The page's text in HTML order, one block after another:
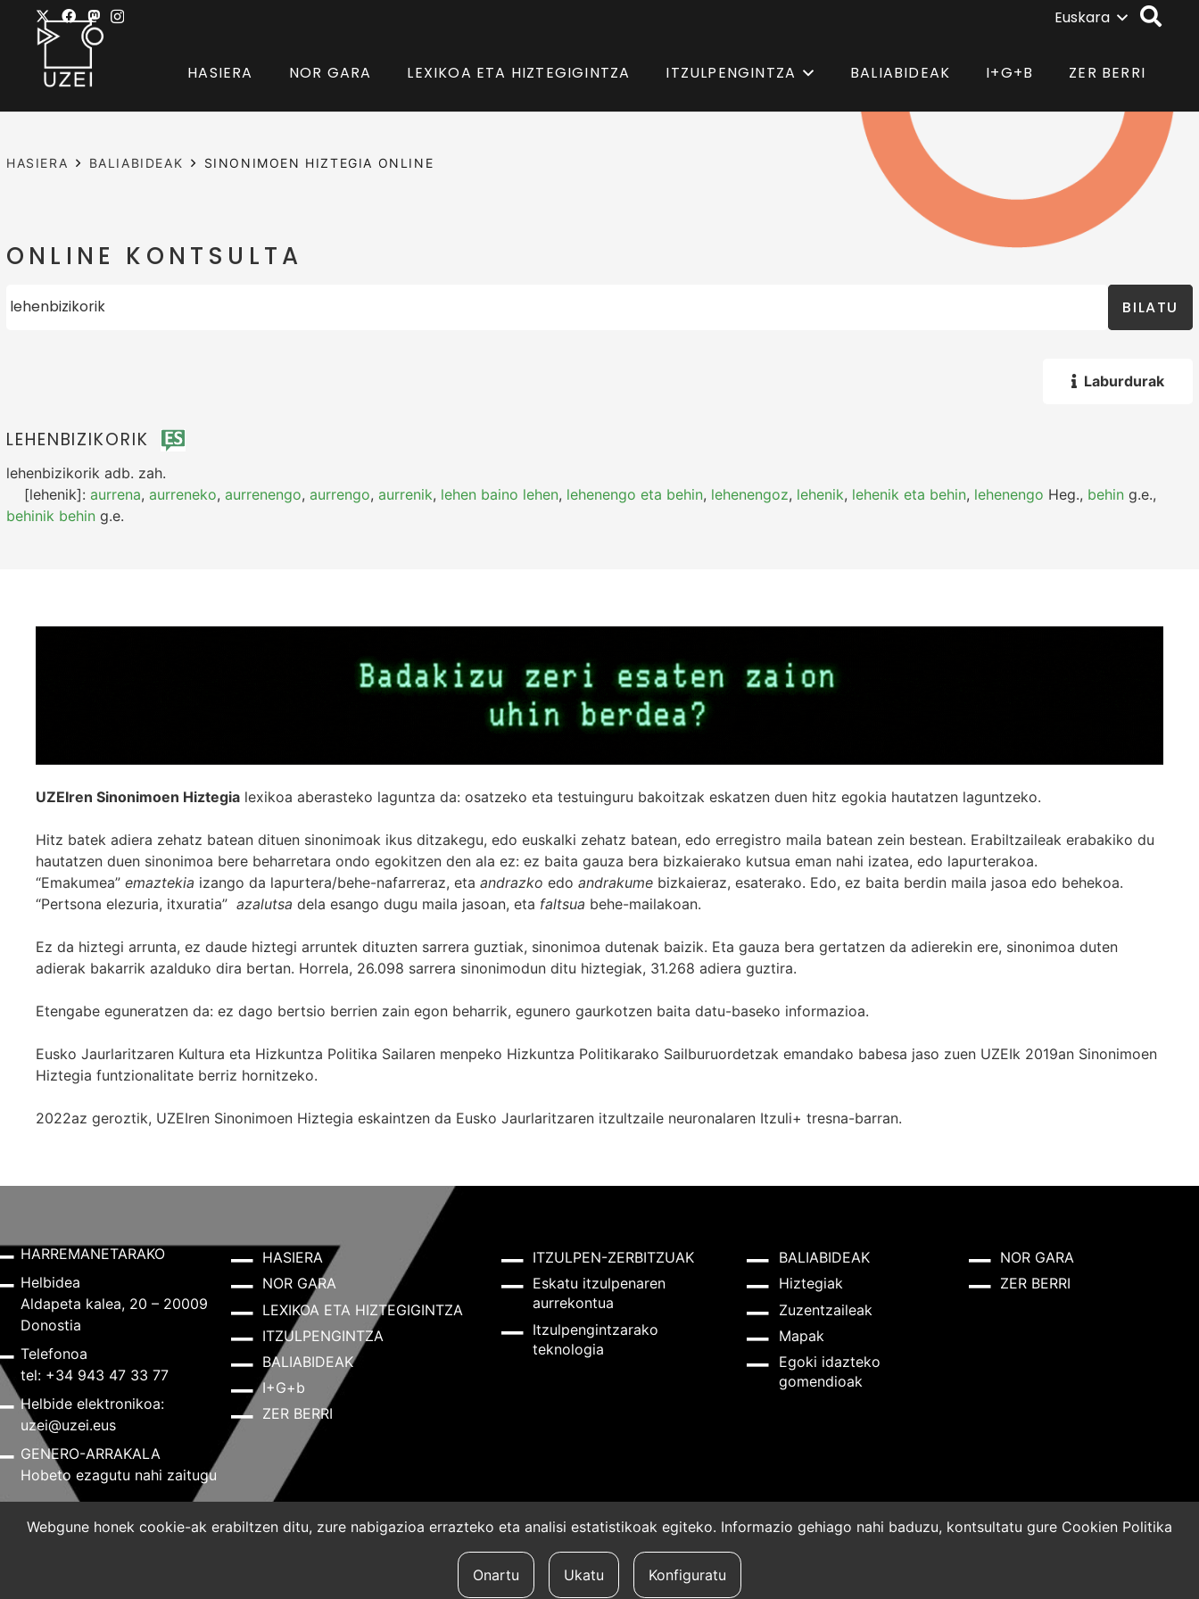
Euskara
HASIERA NOR GARA LEXIKOA ETA HIZTEGIGINTZA ITZULPENGINTZA BALIABIDEAK I+G+B ZER BERRI
HASIERA BALIABIDEAK SINONIMOEN HIZTEGIA ONLINE
ONLINE KONTSULTA
BILATU
Laburdurak
LEHENBIZIKORIK
lehenbizikorik adb. zah.
[lehenik]: aurrena, aurreneko, aurrenengo, aurrengo, aurrenik, lehen baino lehen, lehenengo eta behin, lehenengoz, lehenik, lehenik eta behin, lehenengo Heg., behin g.e.,
behinik behin g.e.
UZEIren Sinonimoen Hiztegia lexikoa aberasteko laguntza da: osatzeko eta testuinguru bakoitzak eskatzen duen hitz egokia hautatzen laguntzeko.
Hitz batek adiera zehatz batean dituen sinonimoak ikus ditzakegu, edo euskalki zehatz batean, edo erregistro maila batean zein bestean. Erabiltzaileak erabakiko du
hautatzen duen sinonimoa bere beharretara ondo egokitzen den ala ez: ez baita gauza bera bizkaierako kutsua eman nahi izatea, edo lapurterakoa.
“Emakumea” emaztekia izango da lapurtera/behe-nafarreraz, eta andrazko edo andrakume bizkaieraz, esaterako. Edo, ez baita berdin maila jasoa edo behekoa.
“Pertsona elezuria, itxuratia” azalutsa dela esango dugu maila jasoan, eta faltsua behe-mailakoan.
Ez da hiztegi arrunta, ez daude hiztegi arruntek dituzten sarrera guztiak, sinonimoa dutenak baizik. Eta gauza bera gertatzen da adierekin ere, sinonimoa duten
adierak bakarrik azalduko dira bertan. Horrela, 26.098 sarrera sinonimodun ditu hiztegiak, 31.268 adiera guztira.
Etengabe eguneratzen da: ez dago bertsio berrien zain egon beharrik, egunero gaurkotzen baita datu-baseko informazioa.
Eusko Jaurlaritzaren Kultura eta Hizkuntza Politika Sailaren menpeko Hizkuntza Politikarako Sailburuordetzak emandako babesa jaso zuen UZEIk 2019an Sinonimoen
Hiztegia funtzionalitate berriz hornitzeko.
2022az geroztik, UZEIren Sinonimoen Hiztegia eskaintzen da Eusko Jaurlaritzaren itzultzaile neuronalaren Itzuli+ tresna-barran.
HARREMANETARAKO
Helbidea
Aldapeta kalea, 20 – 20009
Donostia
Telefonoa
tel: +34 943 47 33 77
Helbide elektronikoa:
uzei@uzei.eus
GENERO-ARRAKALA
Hobeto ezagutu nahi zaitugu
HASIERA
NOR GARA
LEXIKOA ETA HIZTEGIGINTZA
ITZULPENGINTZA
BALIABIDEAK
I+G+b
ZER BERRI
ITZULPEN-ZERBITZUAK
Eskatu itzulpenaren
aurrekontua
Itzulpengintzarako
teknologia
BALIABIDEAK
Hiztegiak
Zuzentzaileak
Mapak
Egoki idazteko
gomendioak
NOR GARA
ZER BERRI
Lege-oharra Cookie-politika
Webgune honek cookie-ak erabiltzen ditu, zure nabigazioa errazteko eta analisi estatistikoak egiteko. Informazio gehiago nahi baduzu, kontsultatu gure Cookien Politika
Onartu Ukatu Konfiguratu